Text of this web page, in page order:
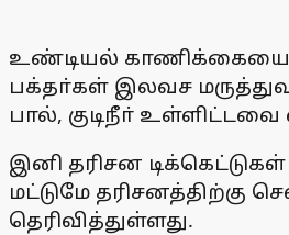
உண்டியல் காணிக்கையை
பக்தா்கள் இலவச
பால், குடிநீா்
இனி தரிசன
மட்டுமே
தெரிவித்துள்ளது.